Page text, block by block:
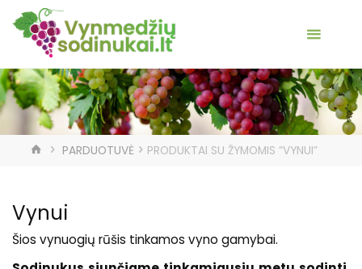
HOMEPARDUOTUVĖ PRODUKTAI SU ŽYMOMIS “VYNUI”
Vynui
Šios vynuogių rūšis tinkamos vyno gamybai.